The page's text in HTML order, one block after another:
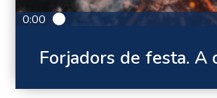
0:00
Forjadors de festa. A